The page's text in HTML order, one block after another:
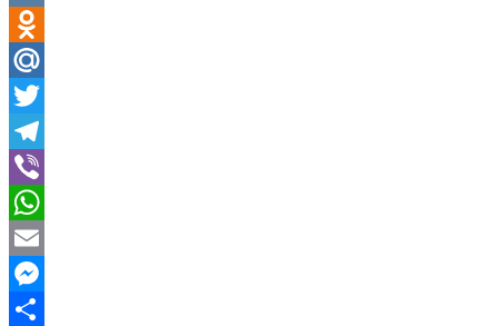
VK
Odnoklassniki
Mail.Ru
Twitter
Telegram
Viber
WhatsApp
Email
Messenger